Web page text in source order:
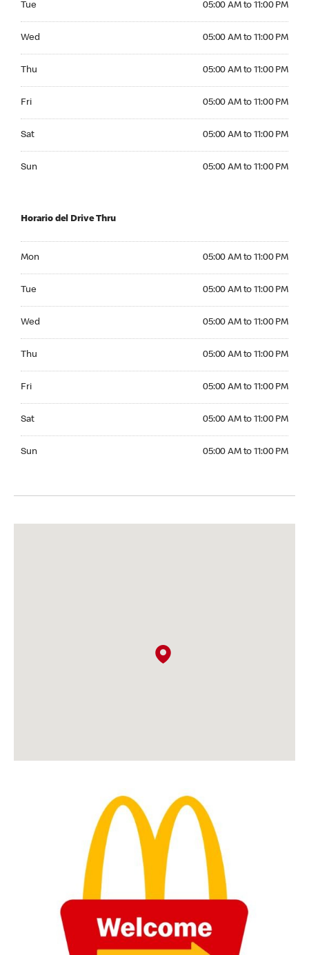
Tue 05:00 AM to 11:00 PM
Wed 05:00 AM to 11:00 PM
Thu 05:00 AM to 11:00 PM
Fri 05:00 AM to 11:00 PM
Sat 05:00 AM to 11:00 PM
Sun 05:00 AM to 11:00 PM
Horario del Drive Thru
Mon 05:00 AM to 11:00 PM
Tue 05:00 AM to 11:00 PM
Wed 05:00 AM to 11:00 PM
Thu 05:00 AM to 11:00 PM
Fri 05:00 AM to 11:00 PM
Sat 05:00 AM to 11:00 PM
Sun 05:00 AM to 11:00 PM